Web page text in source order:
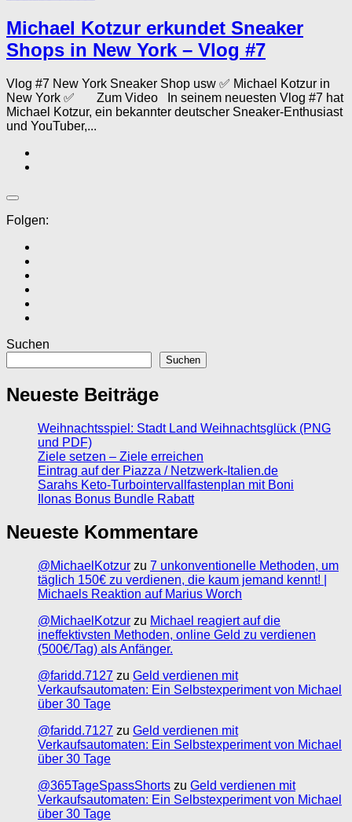
Michael Kotzur erkundet Sneaker
Shops in New York – Vlog #7
Vlog #7 New York Sneaker Shop usw ✅ Michael Kotzur in
New York ✅ Zum Video In seinem neuesten Vlog #7 hat
Michael Kotzur, ein bekannter deutscher Sneaker-Enthusiast
und YouTuber,...
Folgen:
Suchen
Suchen
Neueste Beiträge
Weihnachtsspiel: Stadt Land Weihnachtsglück (PNG
und PDF)
Ziele setzen – Ziele erreichen
Eintrag auf der Piazza / Netzwerk-Italien.de
Sarahs Keto-Turbointervallfastenplan mit Boni
Ilonas Bonus Bundle Rabatt
Neueste Kommentare
@MichaelKotzur zu 7 unkonventionelle Methoden, um
täglich 150€ zu verdienen, die kaum jemand kennt! |
Michaels Reaktion auf Marius Worch
@MichaelKotzur zu Michael reagiert auf die
ineffektivsten Methoden, online Geld zu verdienen
(500€/Tag) als Anfänger.
@faridd.7127 zu Geld verdienen mit
Verkaufsautomaten: Ein Selbstexperiment von Michael
über 30 Tage
@faridd.7127 zu Geld verdienen mit
Verkaufsautomaten: Ein Selbstexperiment von Michael
über 30 Tage
@365TageSpassShorts zu Geld verdienen mit
Verkaufsautomaten: Ein Selbstexperiment von Michael
über 30 Tage